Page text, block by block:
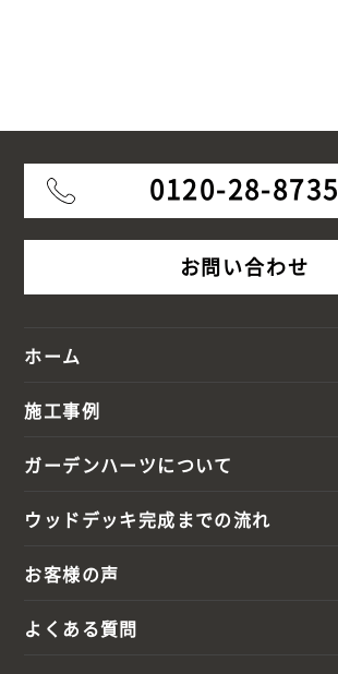
0120-28-8735
お問い合わせ
ホーム
施工事例
ガーデンハーツについて
ウッドデッキ完成までの流れ
お客様の声
よくある質問